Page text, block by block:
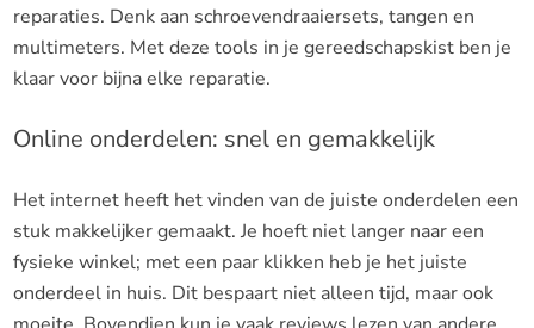
reparaties. Denk aan schroevendraaiersets, tangen en
multimeters. Met deze tools in je gereedschapskist ben je
klaar voor bijna elke reparatie.
Online onderdelen: snel en gemakkelijk
Het internet heeft het vinden van de juiste onderdelen een
stuk makkelijker gemaakt. Je hoeft niet langer naar een
fysieke winkel; met een paar klikken heb je het juiste
onderdeel in huis. Dit bespaart niet alleen tijd, maar ook